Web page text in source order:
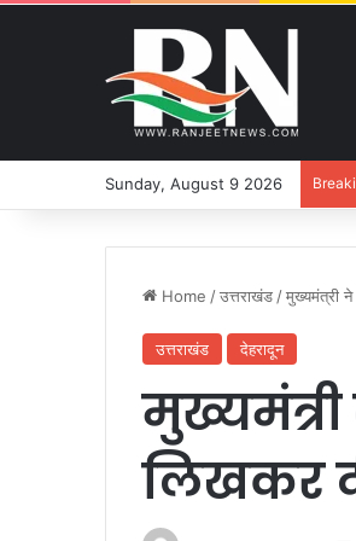
Sunday, August 9 2026
Home /उत्तराखंड /मुख्यमंत्री ने
उत्तराखंड देहरादून
लिखकर